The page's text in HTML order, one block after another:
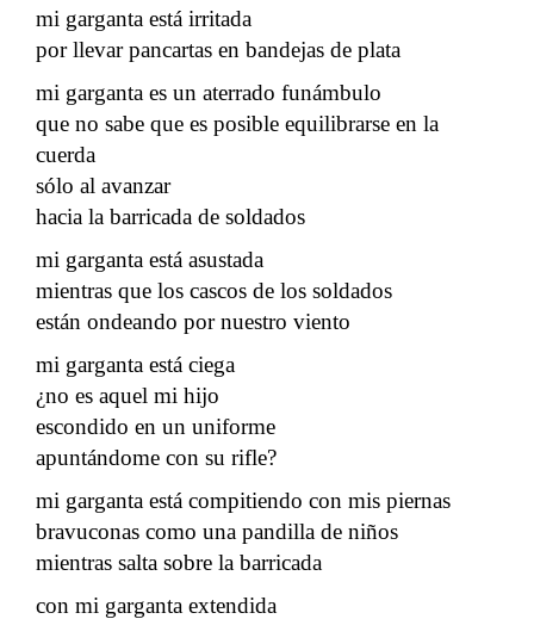
mi garganta está irritada
por llevar pancartas en bandejas de plata
mi garganta es un aterrado funámbulo
que no sabe que es posible equilibrarse en la
cuerda
sólo al avanzar
hacia la barricada de soldados
mi garganta está asustada
mientras que los cascos de los soldados
están ondeando por nuestro viento
mi garganta está ciega
¿no es aquel mi hijo
escondido en un uniforme
apuntándome con su rifle?
mi garganta está compitiendo con mis piernas
bravuconas como una pandilla de niños
mientras salta sobre la barricada
con mi garganta extendida